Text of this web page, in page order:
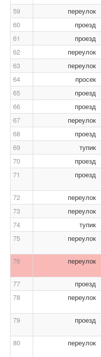
59 переулок
60
проезд
61
проезд
62
переулок
63
переулок
64
просек
65
проезд
66
проезд
67
переулок
68
проезд
69
тупик
70
проезд
71
проезд
72 переулок
73
переулок
74
тупик
75
переулок
76 переулок
77 проезд
78
переулок
79 проезд
80 переулок